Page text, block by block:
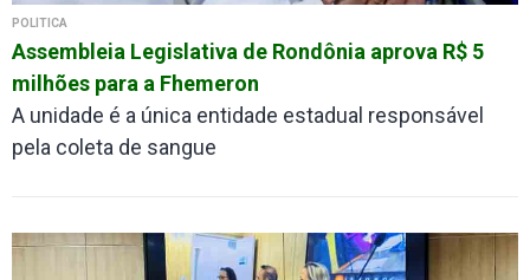
POLÍTICA
Assembleia Legislativa de Rondônia aprova R$ 5
milhões para a Fhemeron
A unidade é a única entidade estadual responsável
pela coleta de sangue